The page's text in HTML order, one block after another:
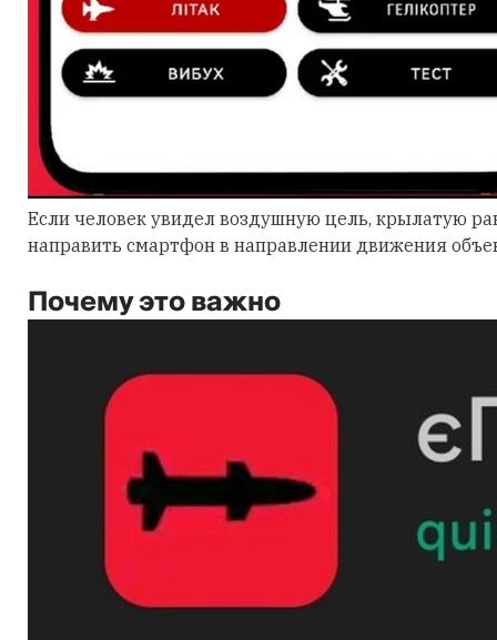
Если человек увидел воздушную цель, крылатую
направить смартфон в направлении движения
Почему это важно